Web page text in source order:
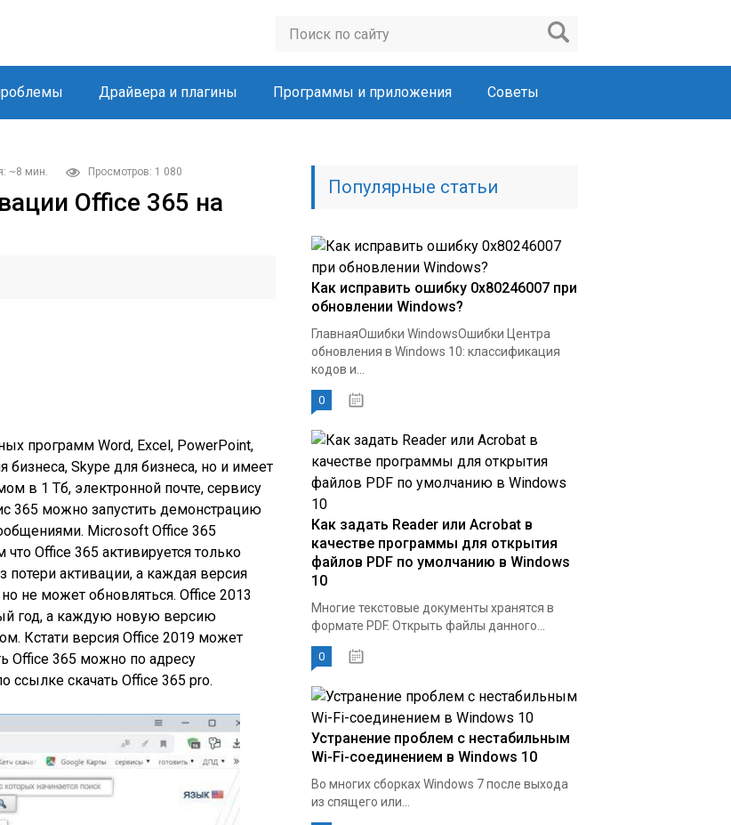
Драйвера и плагины Программы и приложения Советы
~8 мин. Просмотров: 1 080
Office 365 на
программ Word, Excel, PowerPoint,
бизнеса, Skype для бизнеса, но и имеет
в 1 Тб, электронной почте, сервису
365 можно запустить демонстрацию
Microsoft Office 365
что Office 365 активируется только
потери активации, а каждая версия
не может обновляться. Office 2013
год, а каждую новую версию
Кстати версия Office 2019 может
Office 365 можно по адресу
ссылке скачать Office 365 pro.
Популярные статьи
Как исправить ошибку 0x80246007 при
обновлении Windows?
ГлавнаяОшибки WindowsОшибки Центра
обновления в Windows 10: классификация
кодов и...
0
Как задать Reader или Acrobat в
качестве программы для открытия
файлов PDF по умолчанию в Windows
10
Многие текстовые документы хранятся в
формате PDF. Открыть файлы данного...
0
Устранение проблем с нестабильным
Wi-Fi-соединением в Windows 10
Во многих сборках Windows 7 после выхода
из спящего или...